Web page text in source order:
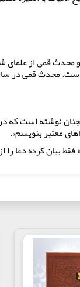
به شیخ عباس قمی
نوشته است
معتبر بنویسم».
بیان کرده دعا
نماز حضرت
امام سجاد)،